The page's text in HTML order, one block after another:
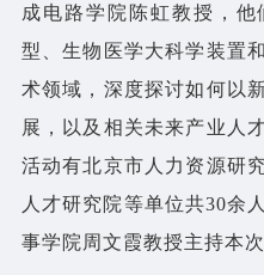
成电路学院陈虹教授，
型、生物医学大科学装置
术领域，深度探讨如何以
展，以及相关未来产业人
活动有北京市人力资源研
人才研究院等单位共30余
事学院周文霞教授主持本次